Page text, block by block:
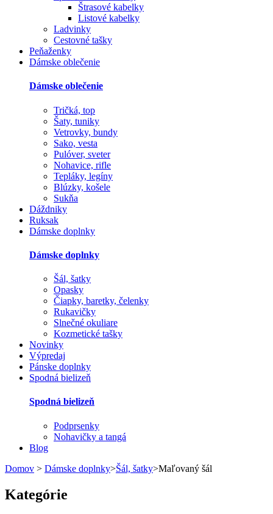
Štrasové kabelky
Listové kabelky
Ladvinky
Cestovné tašky
Peňaženky
Dámske oblečenie
Dámske oblečenie
Tričká, top
Šaty, tuniky
Vetrovky, bundy
Sako, vesta
Pulóver, sveter
Nohavice, rifle
Tepláky, legíny
Blúzky, košele
Sukňa
Dáždniky
Ruksak
Dámske doplnky
Dámske doplnky
Šál, šatky
Opasky
Čiapky, baretky, čelenky
Rukavičky
Slnečné okuliare
Kozmetické tašky
Novinky
Výpredaj
Pánske doplnky
Spodná bielizeň
Spodná bielizeň
Podprsenky
Nohavičky a tangá
Blog
Domov > Dámske doplnky>Šál, šatky>Maľovaný šál
Kategórie